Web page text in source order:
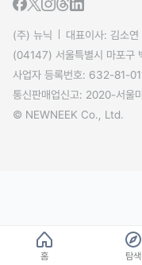
(주) 뉴닉
대표이사: 김소연
(04147) 서울특별시 마포구
사업자 등록번호: 632-81-
통신판매업신고: 2020-서울
© NEWNEEK Co., Ltd.
홈 탐색